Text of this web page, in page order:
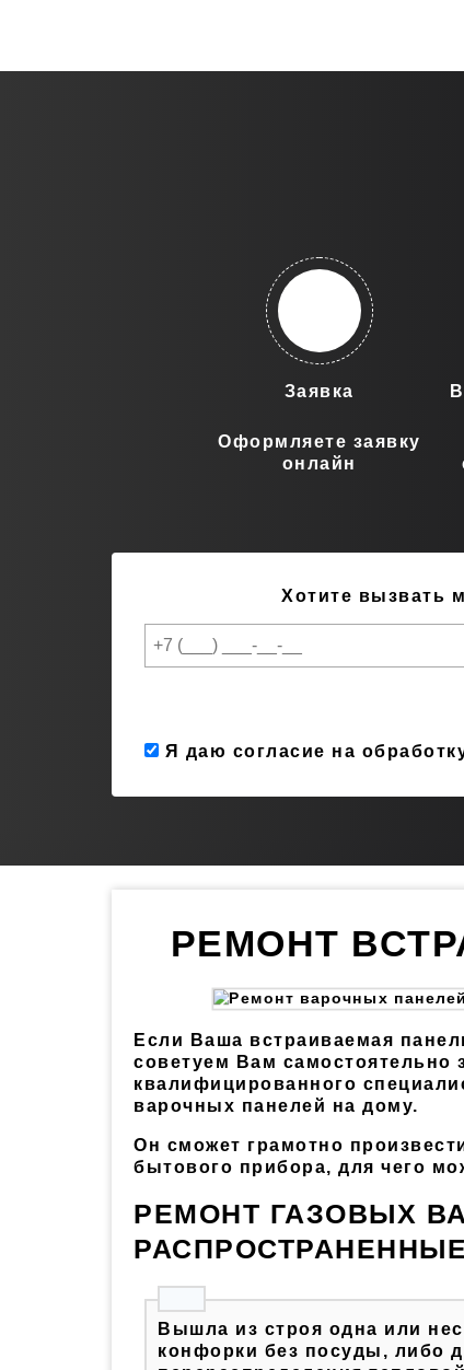
Заявка
Оформляете заявку
онлайн
Хотите вызвать
Я даю согласие на
РЕМОНТ
Если Ваша встраиваемая
советуем Вам
квалифицированного
варочных панелей на дому.
Он сможет грамотно
бытового прибора, для чего
РЕМОНТ ГАЗОВЫХ
Вышла из строя одна или
конфорки без посуды, либо